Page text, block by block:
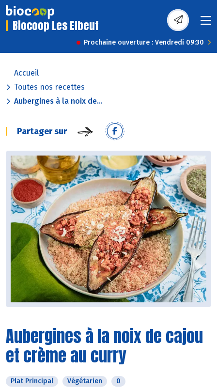
Biocoop Les Elbeuf
Prochaine ouverture : Vendredi 09:30
Accueil
Toutes nos recettes
Aubergines à la noix de...
Partager sur
Aubergines à la noix de cajou
et crème au curry
Plat Principal Végétarien 0